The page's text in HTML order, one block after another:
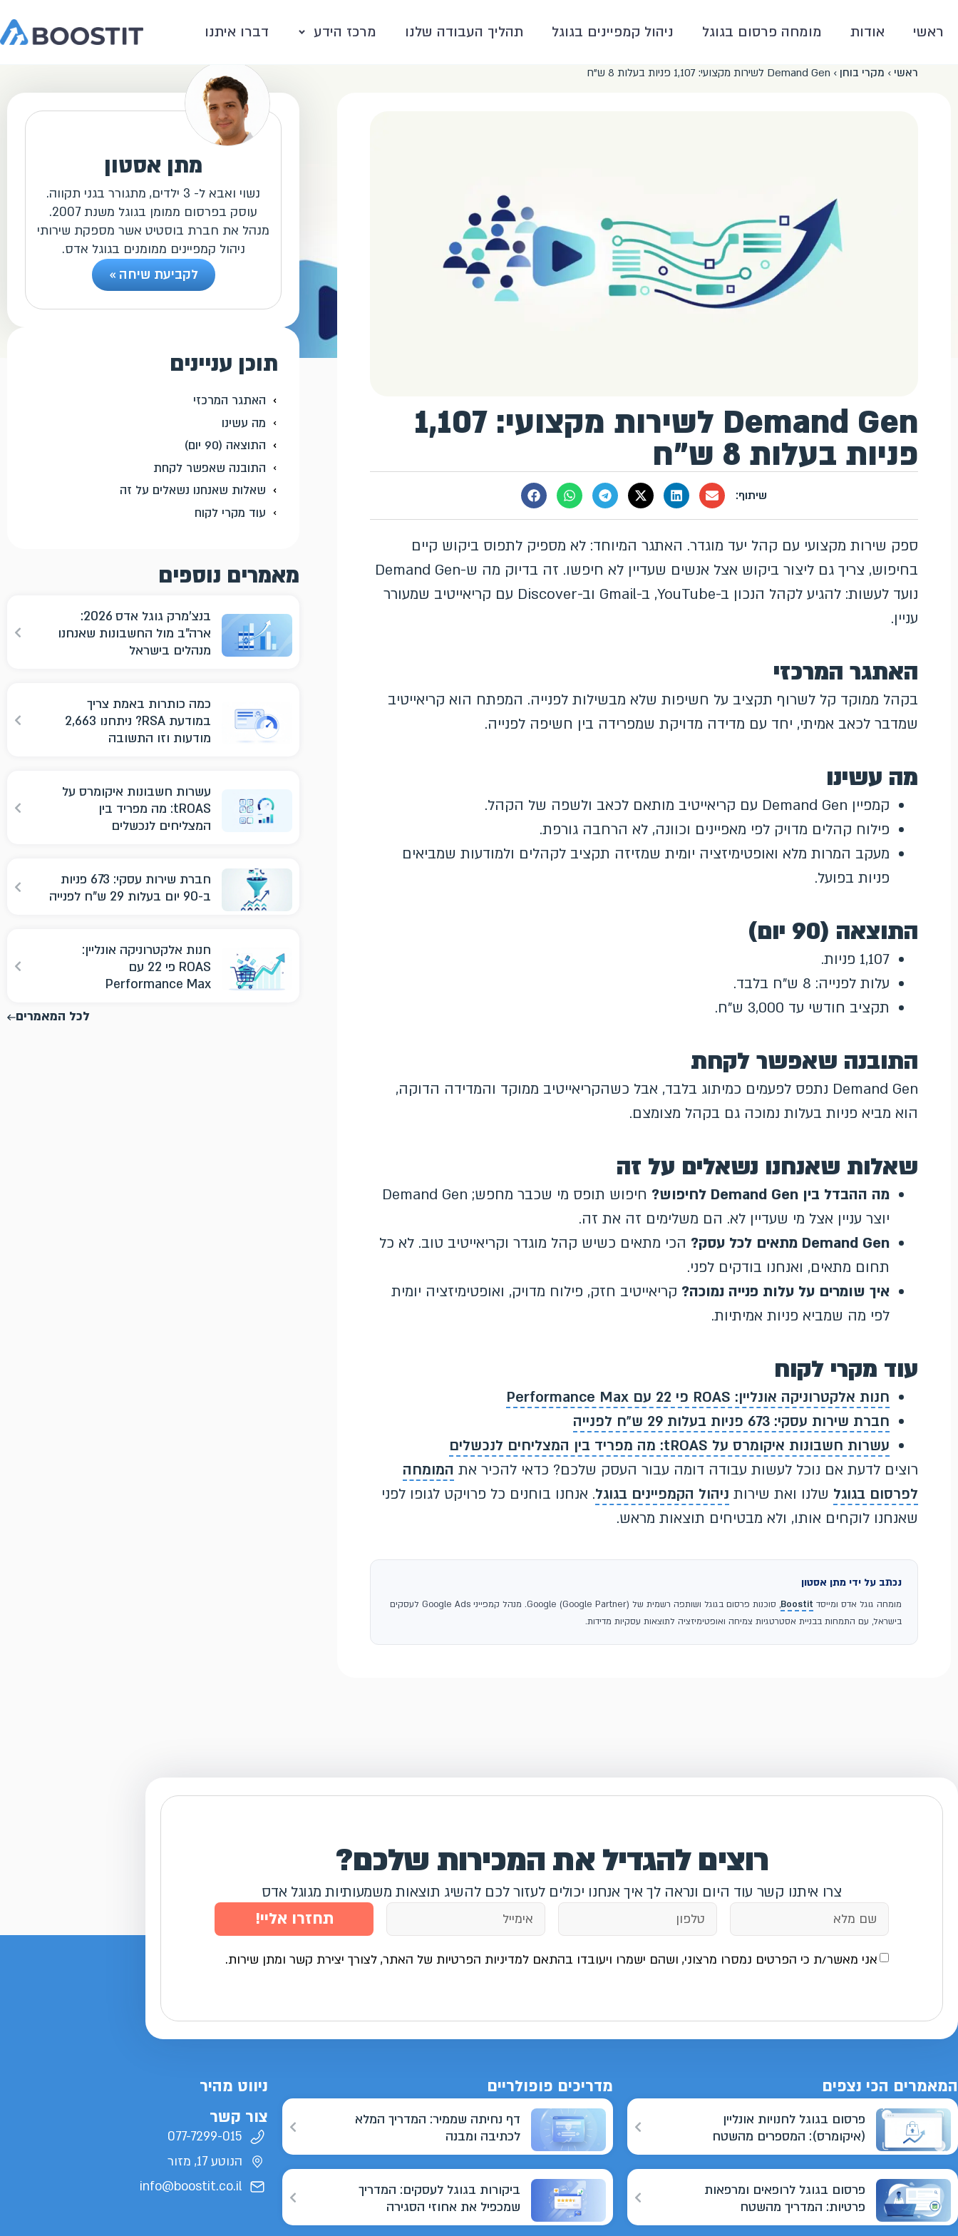
ראשי אודות מומחה פרסום בגוגל ניהול קמפיינים בגוגל תהליך העבודה שלנו מרכז הידע דברו איתנו
ראשי › מקרי בוחן › Demand Gen לשירות מקצועי: 1,107 פניות בעלות 8 ש"ח
Demand Gen לשירות מקצועי: 1,107
פניות בעלות 8 ש"ח
ספק שירות מקצועי עם קהל יעד מוגדר. האתגר המיוחד: לא מספיק לתפוס ביקוש קיים
בחיפוש, צריך גם ליצור ביקוש אצל אנשים שעדיין לא חיפשו. זה בדיוק מה ש-Demand Gen
נועד לעשות: להגיע לקהל הנכון ב-YouTube, ב-Gmail וב-Discover עם קריאייטיב שמעורר
עניין.
האתגר המרכזי
בקהל ממוקד קל לשרוף תקציב על חשיפות שלא מבשילות לפנייה. המפתח הוא קריאייטיב
שמדבר לכאב אמיתי, יחד עם מדידה מדויקת שמפרידה בין חשיפה לפנייה.
מה עשינו
קמפיין Demand Gen עם קריאייטיב מותאם לכאב ולשפה של הקהל.
פילוח קהלים מדויק לפי מאפיינים וכוונה, לא הרחבה גורפת.
מעקב המרות מלא ואופטימיזציה יומית שמזיזה תקציב לקהלים ולמודעות שמביאים
פניות בפועל.
התוצאה (90 יום)
1,107 פניות.
עלות לפנייה: 8 ש"ח בלבד.
תקציב חודשי עד 3,000 ש"ח.
התובנה שאפשר לקחת
Demand Gen נתפס לפעמים כמיתוג בלבד, אבל כשהקריאייטיב ממוקד והמדידה הדוקה,
הוא מביא פניות בעלות נמוכה גם בקהל מצומצם.
שאלות שאנחנו נשאלים על זה
מה ההבדל בין Demand Gen לחיפוש?
חיפוש תופס מי שכבר מחפש; Demand Gen
יוצר עניין אצל מי שעדיין לא. הם משלימים זה את זה.
Demand Gen מתאים לכל עסק?
הכי מתאים כשיש קהל מוגדר וקריאייטיב טוב. לא כל
תחום מתאים, ואנחנו בודקים לפני.
איך שומרים על עלות פנייה נמוכה? קריאייטיב חזק, פילוח מדויק, ואופטימיזציה יומית
לפי מה שמביא פניות אמיתיות.
עוד מקרי לקוח
חנות אלקטרוניקה אונליין: ROAS פי 22 עם Performance Max
חברת שירות עסקי: 673 פניות בעלות 29 ש״ח לפנייה
עשרות חשבונות איקומרס על tROAS: מה מפריד בין המצליחים לנכשלים
רוצים לדעת אם נוכל לעשות עבודה דומה עבור העסק שלכם? כדאי להכיר את המומחה
לפרסום בגוגל שלנו ואת שירות ניהול הקמפיינים בגוגל. אנחנו בוחנים כל פרויקט לגופו לפני
שאנחנו לוקחים אותו, ולא מבטיחים תוצאות מראש.
נכתב על ידי מתן אסטון
מומחה גוגל אדס ומייסד Boostit
, סוכנות פרסום בגוגל ושותפה רשמית של Google (Google Partner). מנהל קמפייני Google Ads לעסקים
בישראל, עם התמחות בבניית אסטרטגיות צמיחה ואופטימיזציה לתוצאות עסקיות מדידות.
מתן אסטון
נשוי ואבא ל- 3 ילדים, מתגורר בגני תקווה.
עוסק בפרסום ממומן בגוגל משנת 2007.
מנהל את חברת בוסטיט אשר מספקת שירותי
ניהול קמפיינים ממומנים בגוגל אדס.
לקביעת שיחה »
תוכן עניינים
האתגר המרכזי
מה עשינו
התוצאה (90 יום)
התובנה שאפשר לקחת
שאלות שאנחנו נשאלים על זה
עוד מקרי לקוח
מאמרים נוספים
בנצ'מרק גוגל אדס 2026:
ארה"ב מול החשבונות שאנחנו
מנהלים בישראל
כמה כותרות באמת צריך
במודעת RSA? ניתחנו 2,663
מודעות וזו התשובה
עשרות חשבונות איקומרס על
tROAS: מה מפריד בין
המצליחים לנכשלים
חברת שירות עסקי: 673 פניות
ב-90 יום בעלות 29 ש"ח לפנייה
חנות אלקטרוניקה אונליין:
ROAS פי 22 עם
Performance Max
לכל המאמרים
רוצים להגדיל את המכירות שלכם?
צרו איתנו קשר עוד היום ונראה לך איך אנחנו יכולים לעזור לכם להשיג תוצאות משמעותיות מגוגל אדס
אני מאשר/ת כי הפרטים נמסרו מרצוני, ושהם ישמרו ויעובדו בהתאם למדיניות הפרטיות של האתר, לצורך יצירת קשר ומתן שירות.
תחזרו אליי!
המאמרים הכי נצפים
פרסום בגוגל לחנויות אונליין
(איקומרס): המספרים מהשטח
פרסום בגוגל לרופאים ומרפאות
פרטיות: המדריך מהשטח
מדריכים פופולריים
דף נחיתה שממיר: המדריך המלא
לכתיבה ומבנה
ביקורות בגוגל לעסקים: המדריך
שמכפיל את אחוזי הסגירה
ניווט מהיר
צור קשר
077-7299-015
הנוטע 17, מזור
info@boostit.co.il